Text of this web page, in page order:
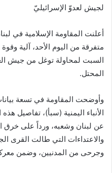
لجيش لعدوّ الإسرائيليّ
أعلنت المقاومة الإسلامية في
متفرقة من اليوم الأحد، آلية
السبت لمحاولة توغل من جيش
المحتل.
وأوضحت المقاومة في تسعة
الأنباء اليمنية (سبأ)، تفاصيل
عن لبنان وشعبه، ورداً على خرق
والاعتداءات التي طالت القرى
وجرحى من المدنيين، وضمن